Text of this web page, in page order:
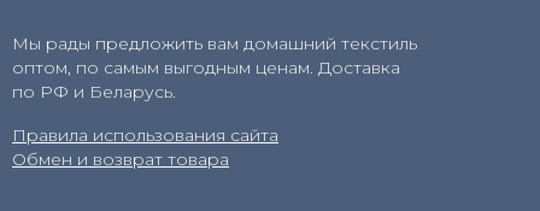
Мы рады предложить вам домашний текстиль
оптом, по самым выгодным ценам. Доставка
по РФ и Беларусь.
Правила использования сайта
Обмен и возврат товара